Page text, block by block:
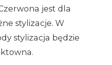
jest dla
stylizacje. W
stylizacja będzie